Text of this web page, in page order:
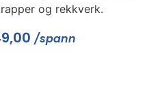
og rekkverk.
/spann